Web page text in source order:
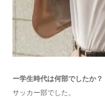
ー学生時代は何部でしたか？
サッカー部でした。